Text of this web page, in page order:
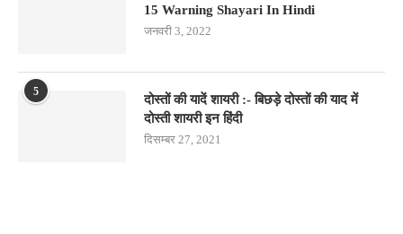
15 Warning Shayari In Hindi
जनवरी 3, 2022
5
दोस्तों की यादें शायरी :- बिछड़े दोस्तों की याद में
दोस्ती शायरी इन हिंदी
दिसम्बर 27, 2021